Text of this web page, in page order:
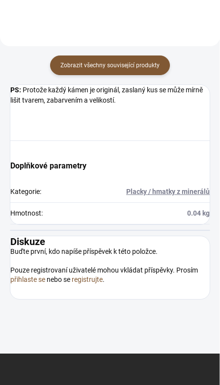
Zobrazit všechny související produkty
PS: Protože každý kámen je originál, zaslaný kus se může mírně
lišit tvarem, zabarvením a velikostí.
Doplňkové parametry
Kategorie: Placky / hmatky z minerálů
Hmotnost: 0.04 kg
Diskuze
Buďte první, kdo napíše příspěvek k této položce.
Pouze registrovaní uživatelé mohou vkládat příspěvky. Prosím
přihlaste se nebo se registrujte.